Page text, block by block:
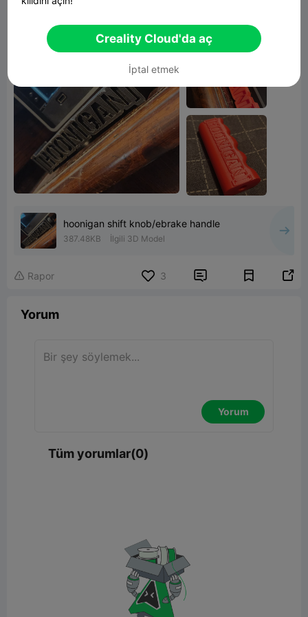
hoonigan shift knob/ebrake handle
387.48KB İlgili 3D Model
 Rapor 3  
Yorum
Yorum
Tüm yorumlar(0)
Creality Cloud'da aç
İptal etmek